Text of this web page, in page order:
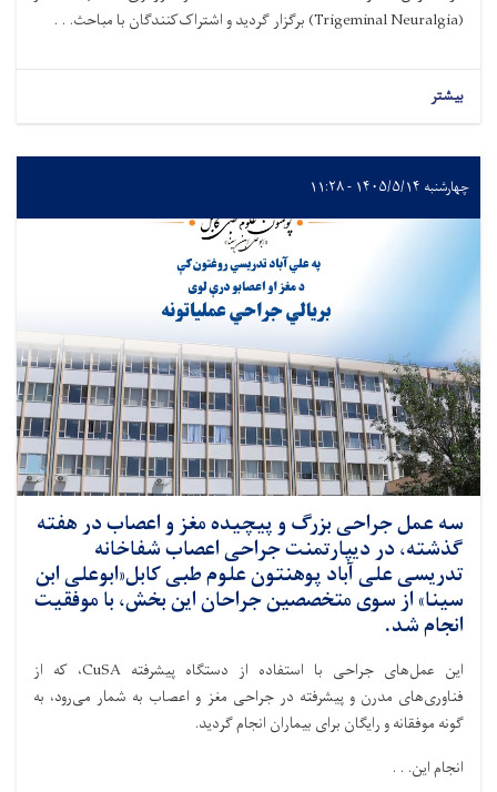
(Trigeminal Neuralgia) برگزار گردید و اشتراک‌کنندگان با مباحث. . .
بیشتر
چهارشنبه ۱۴۰۵/۵/۱۴ - ۱۱:۲۸
سه عمل جراحی بزرگ و پیچیده مغز و اعصاب در هفته
گذشته، در دیپارتمنت جراحی اعصاب شفاخانه
تدریسی علی آباد پوهنتون علوم طبی کابل«ابوعلی ابن
سینا» از سوی متخصصین جراحان این بخش، با موفقیت
انجام شد.
این عمل‌های جراحی با استفاده از دستگاه پیشرفته CuSA، که از
فناوری‌های مدرن و پیشرفته در جراحی مغز و اعصاب به شمار می‌رود، به
گونه موفقانه و رایگان برای بیماران انجام گردید.
انجام این. . .